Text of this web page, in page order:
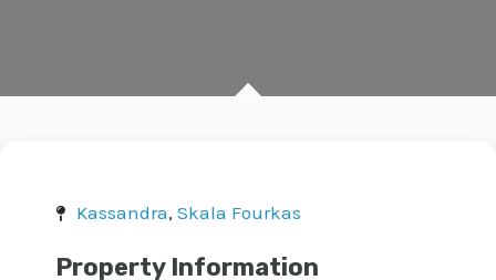
Kassandra, Skala Fourkas
Property Information